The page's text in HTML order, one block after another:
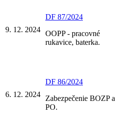
9. 12. 2024
DF 87/2024
OOPP - pracovné
rukavice, baterka.
6. 12. 2024
DF 86/2024
Zabezpečenie BOZP a
PO.